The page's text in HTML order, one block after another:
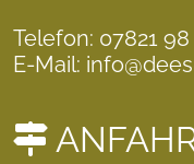
Telefon: 07821
E-Mail: